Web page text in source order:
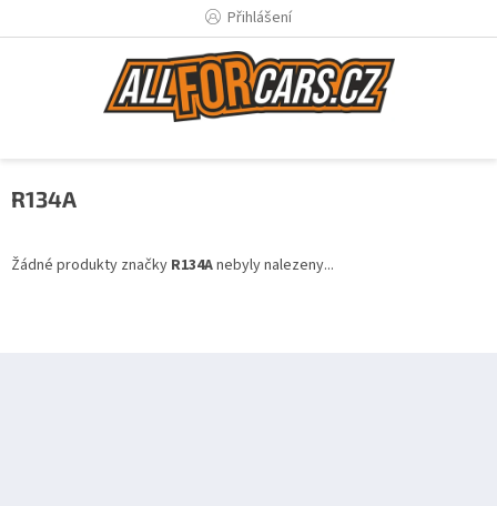
Přihlášení
R134A
Žádné produkty značky R134Anebyly nalezeny...